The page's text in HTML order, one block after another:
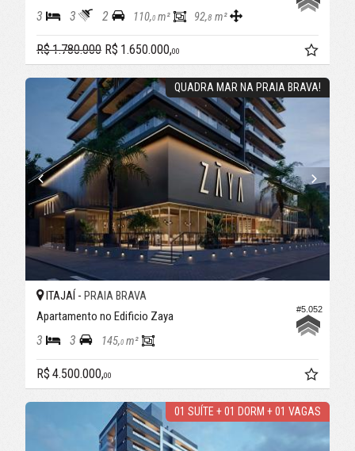
3 3 2 110,0 m² 92,8 m²
R$ 1.780.000 R$ 1.650.000,00
QUADRA MAR NA PRAIA BRAVA!
#5.052
ITAJAÍ - PRAIA BRAVA
Apartamento no Edificio Zaya
3 3 145,0m²
R$ 4.500.000,00
01 SUÍTE + 01 DORM + 01 VAGAS